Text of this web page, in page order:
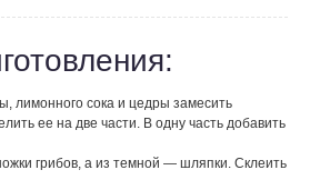
лимонного сока и цедры замесить
ее на две части. В одну часть добавить
грибов, а из темной — шляпки. Склеить